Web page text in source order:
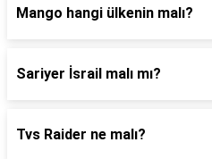
Mango hangi ülkenin malı?
Sariyer İsrail malı mı?
Tvs Raider ne malı?